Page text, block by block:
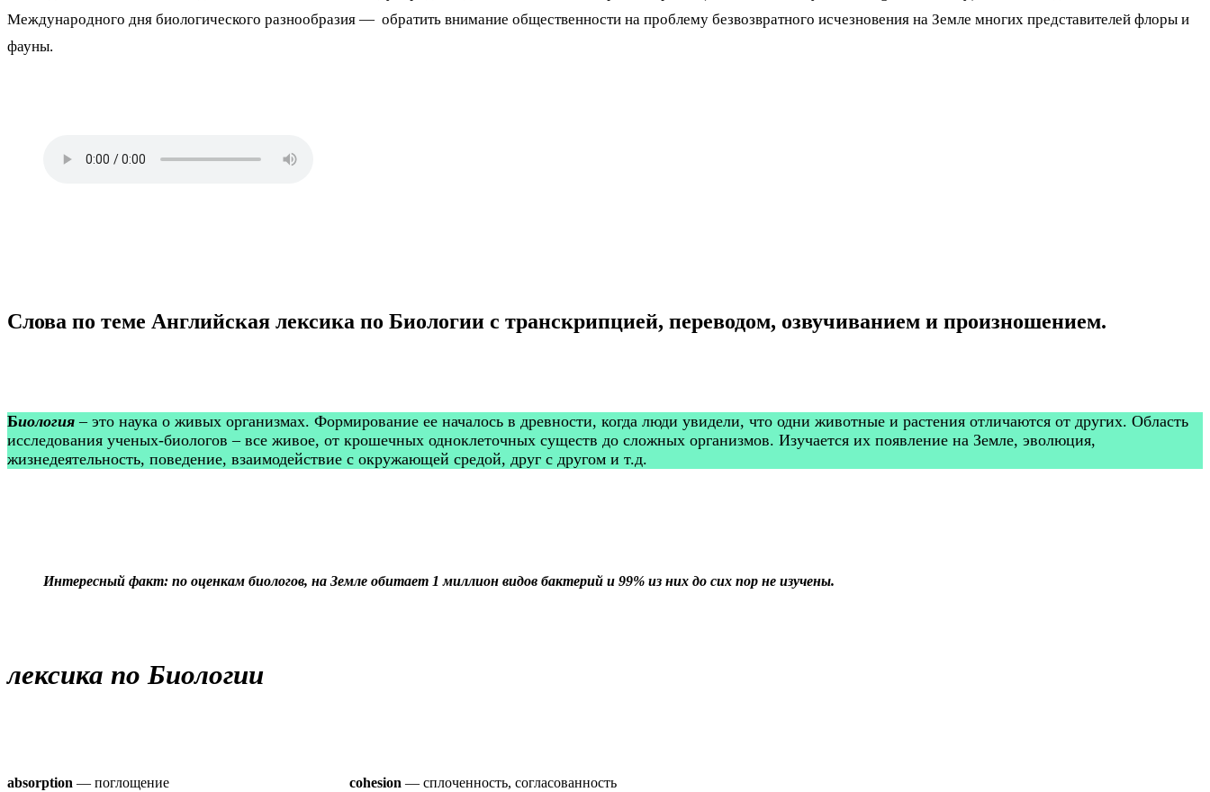
Международного дня биологического разнообразия — обратить внимание общественности на проблему безвозвратного исчезновения на Земле многих представителей флоры и
фауны.
Слова по теме Английская лексика по Биологии с транскрипцией, переводом, озвучиванием и произношением.
Биология – это наука о живых организмах. Формирование ее началось в древности, когда люди увидели, что одни животные и растения отличаются от других. Область
исследования ученых-биологов – все живое, от крошечных одноклеточных существ до сложных организмов. Изучается их появление на Земле, эволюция,
жизнедеятельность, поведение, взаимодействие с окружающей средой, друг с другом и т.д.
Интересный факт: по оценкам биологов, на Земле обитает 1 миллион видов бактерий и 99% из них до сих пор не изучены.
лексика по Биологии
absorption — поглощение
cohesion — сплоченность, согласованность